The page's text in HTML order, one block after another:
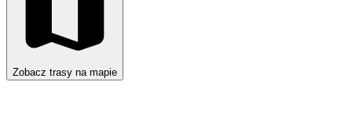
Zobacz trasy na mapie